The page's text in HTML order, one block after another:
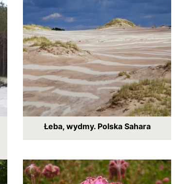
Łeba, wydmy. Polska Sahara